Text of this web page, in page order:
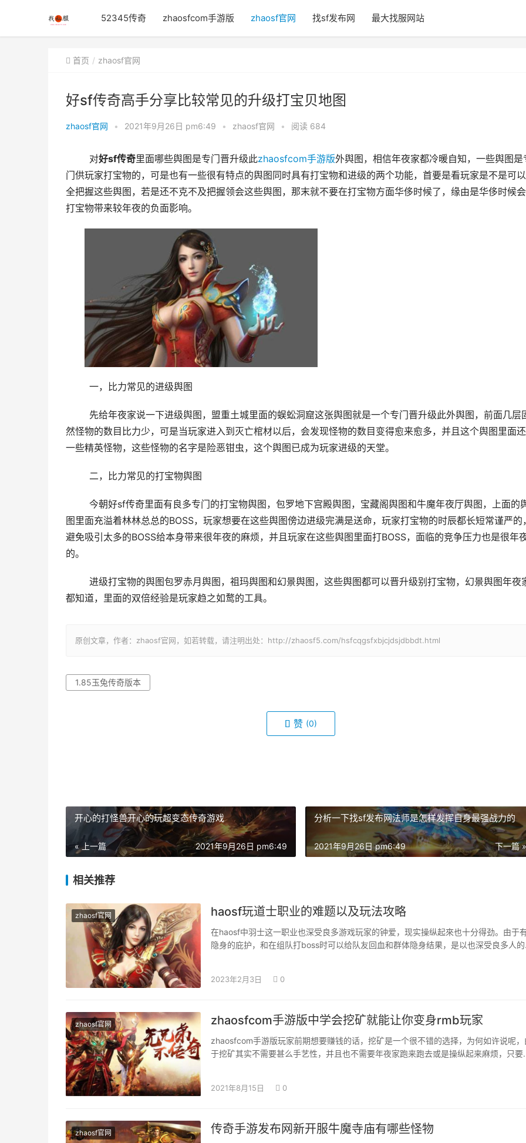
52345传奇 zhaosfcom手游版 zhaosf官网 找sf发布网 最大找服网站
首页 zhaosf官网
好sf传奇高手分享比较常见的升级打宝贝地图
zhaosf官网 • 2021年9月26日 pm6:49 • zhaosf官网 • 阅读 684
	对
好sf传奇里面哪些舆图是专门晋升级此zhaosfcom手游版外舆图，相信年夜家都冷暖自知，一些舆图是
门供玩家打宝物的，可是也有一些很有特点的舆图同时具有打宝物和进级的两个功能，首要是看玩家是不是可
全把握这些舆图，若是还不克不及把握领会这些舆图，那末就不要在打宝物方面华侈时候了，缘由是华侈时候
打宝物带来较年夜的负面影响。
	一，比力常见的进级舆图
然怪物的数目比力少，可是当玩家进入到灭亡棺材以后，会发现怪物的数目变得愈来愈多，并且这个舆图里面
一些精英怪物，这些怪物的名字是险恶钳虫，这个舆图已成为玩家进级的天堂。
	二，比力常见的打宝物舆图
图里面充溢着林林总总的BOSS，玩家想要在这些舆图傍边进级完满是送命，玩家打宝物的时辰都长短常谨严的
避免吸引太多的BOSS给本身带来很年夜的麻烦，并且玩家在这些舆图里面打BOSS，面临的竞争压力也是很年
的。
都知道，里面的双倍经验是玩家趋之如鹜的工具。
原创文章，作者：zhaosf官网，如若转载，请注明出处：http://zhaosf5.com/hsfcqgsfxbjcjdsjdbbdt.html
1.85玉兔传奇版本
赞 (0)
开心的打怪兽开心的玩超变态传奇游戏
« 上一篇 2021年9月26日 pm6:49
分析一下找sf发布网法师是怎样发挥自身最强战力的
下一篇 »
2021年9月26日 pm6:49
相关推荐
zhaosf官网 haosf玩道士职业的难题以及玩法攻略
在haosf中羽士这一职业也深受良多游戏玩家的钟爱，现实操纵起來也十分得劲。由于
隐身的庇护，和在组队打boss时可以给队友回血和群体隐身结果，是以也深受良多人
2023年2月3日 0
zhaosf官网 zhaosfcom手游版中学会挖矿就能让你变身rmb玩家
zhaosfcom手游版玩家前期想要赚钱的话，挖矿是一个很不错的选择，为何如许说呢，
于挖矿其实不需要甚么手艺性，并且也不需要年夜家跑来跑去或是操纵起来麻烦，只要
2021年8月15日 0
zhaosf官网 传奇手游发布网新开服牛魔寺庙有哪些怪物